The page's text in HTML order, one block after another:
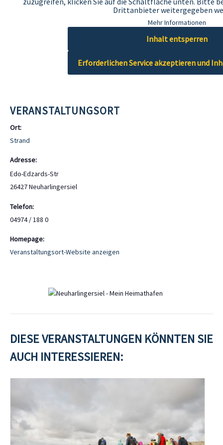
VERANSTALTUNGSORT
Ort:
Strand
Adresse:
Edo-Edzards-Str
26427 Neuharlingersiel
Telefon:
04974 / 188 0
Homepage:
Veranstaltungsort-Website anzeigen
Drittanbieter weitergegeben
Mehr Informationen
Inhalt entsperren
Erforderlichen Service akzeptieren und
DIESE VERANSTALTUNGEN KÖNNTEN SIE
AUCH INTERESSIEREN: